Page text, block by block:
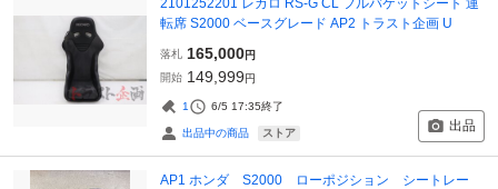
転席 S2000 ベースグレード AP2 トラスト企画 U
落札 165,000円
開始 149,999円
1 6/5 17:35終了
出品中の商品 ストア 出品
AP1 ホンダ S2000 ローポジション シートレー